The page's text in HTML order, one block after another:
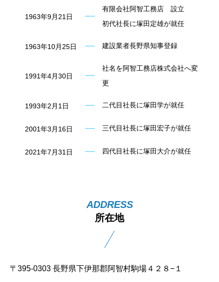
1963年9月21日
有限会社阿智工務店 設立
初代社長に塚田定雄が就任
1963年10月25日 建設業者長野県知事登録
1991年4月30日
社名を阿智工務店株式会社へ変
更
1993年2月1日 二代目社長に塚田学が就任
2001年3月16日 三代目社長に塚田宏子が就任
2021年7月31日 四代目社長に塚田大介が就任
所在地
〒395-0303 長野県下伊那郡阿智村駒場４２８−１